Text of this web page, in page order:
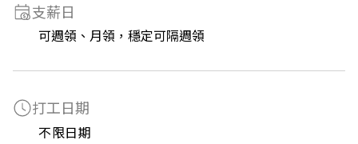
支薪日
可週領、月領，穩定可隔週領
打工日期
不限日期